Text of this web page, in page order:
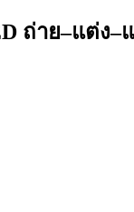
ถ่าย–แต่